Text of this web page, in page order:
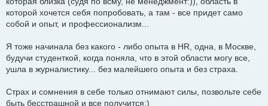
которой хочется себя попробовать, а там - все придет само
собой и опыт, и профессионализм...
Я тоже начинала без какого - либо опыта в HR, одна, в Москве,
будучи студенткой, когда поняла, что в этой области могу все,
ушла в журналистику... без малейшего опыта и без страха.
Страх и сомнения в себе только отнимают силы, позвольте себе
быть бесстрашной и все получится:)